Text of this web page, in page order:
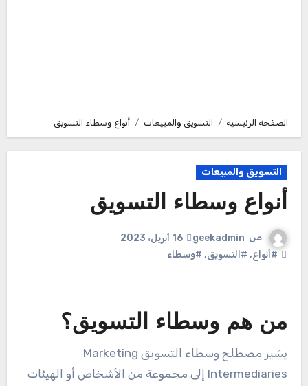
الصفحة الرئيسية التسويق والمبيعات أنواع وسطاء التسويق
التسويق والمبيعات
أنواع وسطاء التسويق
من geekadmin
16 أبريل، 2023
#أنواع, #التسويق, #وسطاء
من هم وسطاء التسويق؟
يشير مصطلح وسطاء التسويق Marketing
Intermediaries إلى مجموعة من الأشخاص أو الهيئات